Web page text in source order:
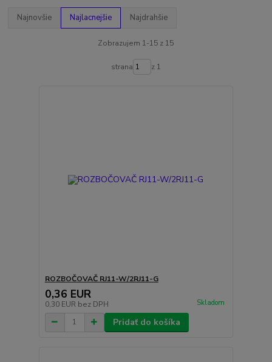
Najnovšie Najlacnejšie Najdrahšie
Zobrazujem 1-15 z 15
strana z 1
ROZBOČOVAČ RJ11-W/2RJ11-G
0,36 EUR
0,30 EUR bez DPH Skladom
Pridať do košíka